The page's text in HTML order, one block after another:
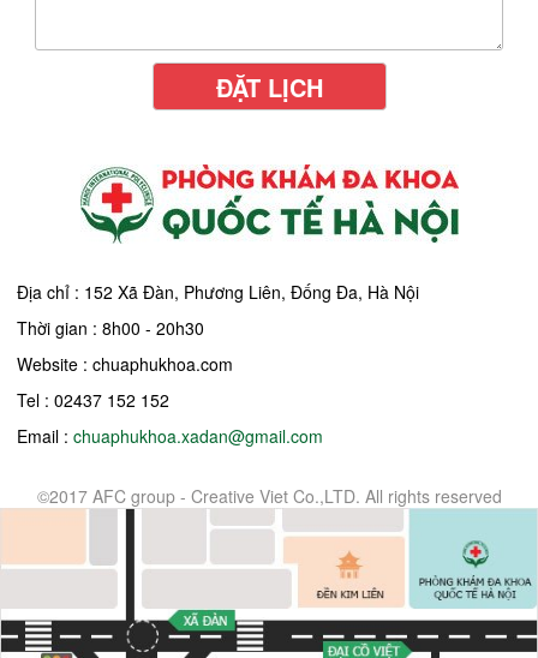
Địa chỉ : 152 Xã Đàn, Phương Liên, Đống Đa, Hà Nội
Thời gian : 8h00 - 20h30
Website : chuaphukhoa.com
Tel : 02437 152 152
Email : chuaphukhoa.xadan@gmail.com
©2017 AFC group - Creative Viet Co.,LTD. All rights reserved